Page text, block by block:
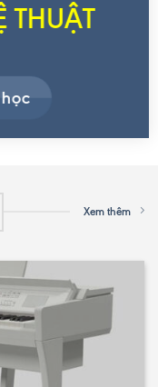
THUẬT
Xem thêm